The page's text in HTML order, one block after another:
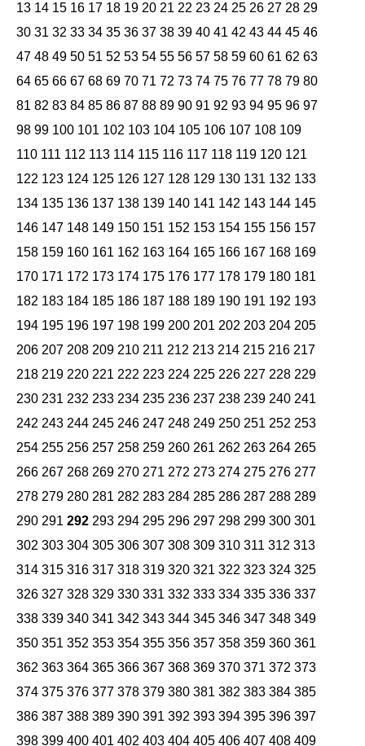
13 14 15 16 17 18 19 20 21 22 23 24 25 26 27 28 29
30 31 32 33 34 35 36 37 38 39 40 41 42 43 44 45 46
47 48 49 50 51 52 53 54 55 56 57 58 59 60 61 62 63
64 65 66 67 68 69 70 71 72 73 74 75 76 77 78 79 80
81 82 83 84 85 86 87 88 89 90 91 92 93 94 95 96 97
98 99 100 101 102 103 104 105 106 107 108 109
110 111 112 113 114 115 116 117 118 119 120 121
122 123 124 125 126 127 128 129 130 131 132 133
134 135 136 137 138 139 140 141 142 143 144 145
146 147 148 149 150 151 152 153 154 155 156 157
158 159 160 161 162 163 164 165 166 167 168 169
170 171 172 173 174 175 176 177 178 179 180 181
182 183 184 185 186 187 188 189 190 191 192 193
194 195 196 197 198 199 200 201 202 203 204 205
206 207 208 209 210 211 212 213 214 215 216 217
218 219 220 221 222 223 224 225 226 227 228 229
230 231 232 233 234 235 236 237 238 239 240 241
242 243 244 245 246 247 248 249 250 251 252 253
254 255 256 257 258 259 260 261 262 263 264 265
266 267 268 269 270 271 272 273 274 275 276 277
278 279 280 281 282 283 284 285 286 287 288 289
290 291 292 293 294 295 296 297 298 299 300 301
302 303 304 305 306 307 308 309 310 311 312 313
314 315 316 317 318 319 320 321 322 323 324 325
326 327 328 329 330 331 332 333 334 335 336 337
338 339 340 341 342 343 344 345 346 347 348 349
350 351 352 353 354 355 356 357 358 359 360 361
362 363 364 365 366 367 368 369 370 371 372 373
374 375 376 377 378 379 380 381 382 383 384 385
386 387 388 389 390 391 392 393 394 395 396 397
398 399 400 401 402 403 404 405 406 407 408 409